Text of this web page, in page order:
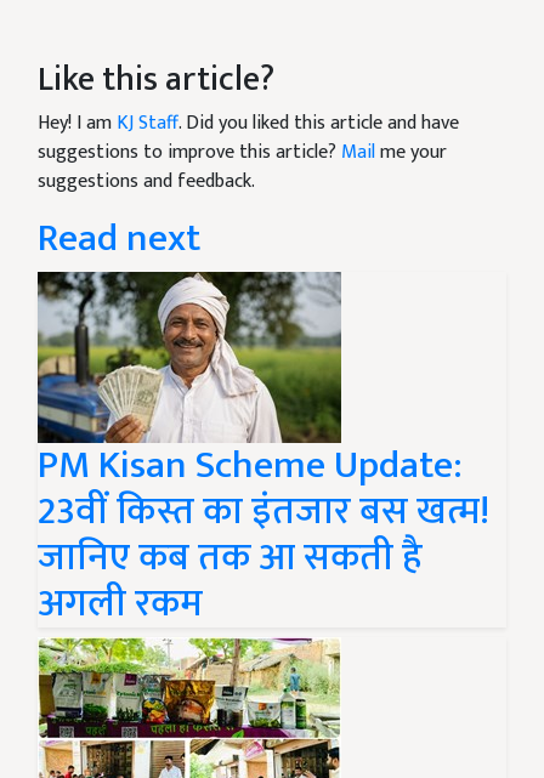
Like this article?
Hey! I amKJ Staff. Did you liked this article and have
suggestions to improve this article? Mailme your
suggestions and feedback.
Read next
PM Kisan Scheme Update:
23वीं किस्त का इंतजार बस खत्म!
जानिए कब तक आ सकती है
अगली रकम